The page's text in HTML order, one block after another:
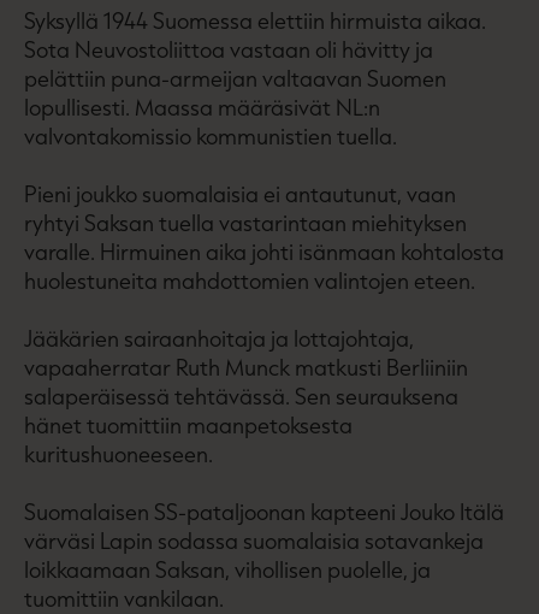
Syksyllä 1944 Suomessa elettiin hirmuista aikaa.
Sota Neuvostoliittoa vastaan oli hävitty ja
pelättiin puna-armeijan valtaavan Suomen
lopullisesti. Maassa määräsivät NL:n
valvontakomissio kommunistien tuella.
Pieni joukko suomalaisia ei antautunut, vaan
ryhtyi Saksan tuella vastarintaan miehityksen
varalle. Hirmuinen aika johti isänmaan kohtalosta
huolestuneita mahdottomien valintojen eteen.
Jääkärien sairaanhoitaja ja lottajohtaja,
vapaaherratar Ruth Munck matkusti Berliiniin
salaperäisessä tehtävässä. Sen seurauksena
hänet tuomittiin maanpetoksesta
kuritushuoneeseen.
Suomalaisen SS-pataljoonan kapteeni Jouko Itälä
värväsi Lapin sodassa suomalaisia sotavankeja
loikkaamaan Saksan, vihollisen puolelle, ja
tuomittiin vankilaan.